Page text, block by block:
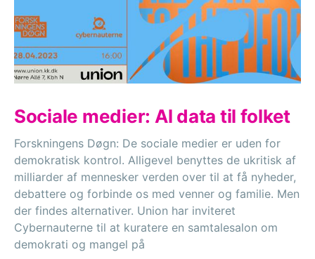
Sociale medier: Al data til folket
Forskningens Døgn: De sociale medier er uden for
demokratisk kontrol. Alligevel benyttes de ukritisk af
milliarder af mennesker verden over til at få nyheder,
debattere og forbinde os med venner og familie. Men
der findes alternativer. Union har inviteret
Cybernauterne til at kuratere en samtalesalon om
demokrati og mangel på